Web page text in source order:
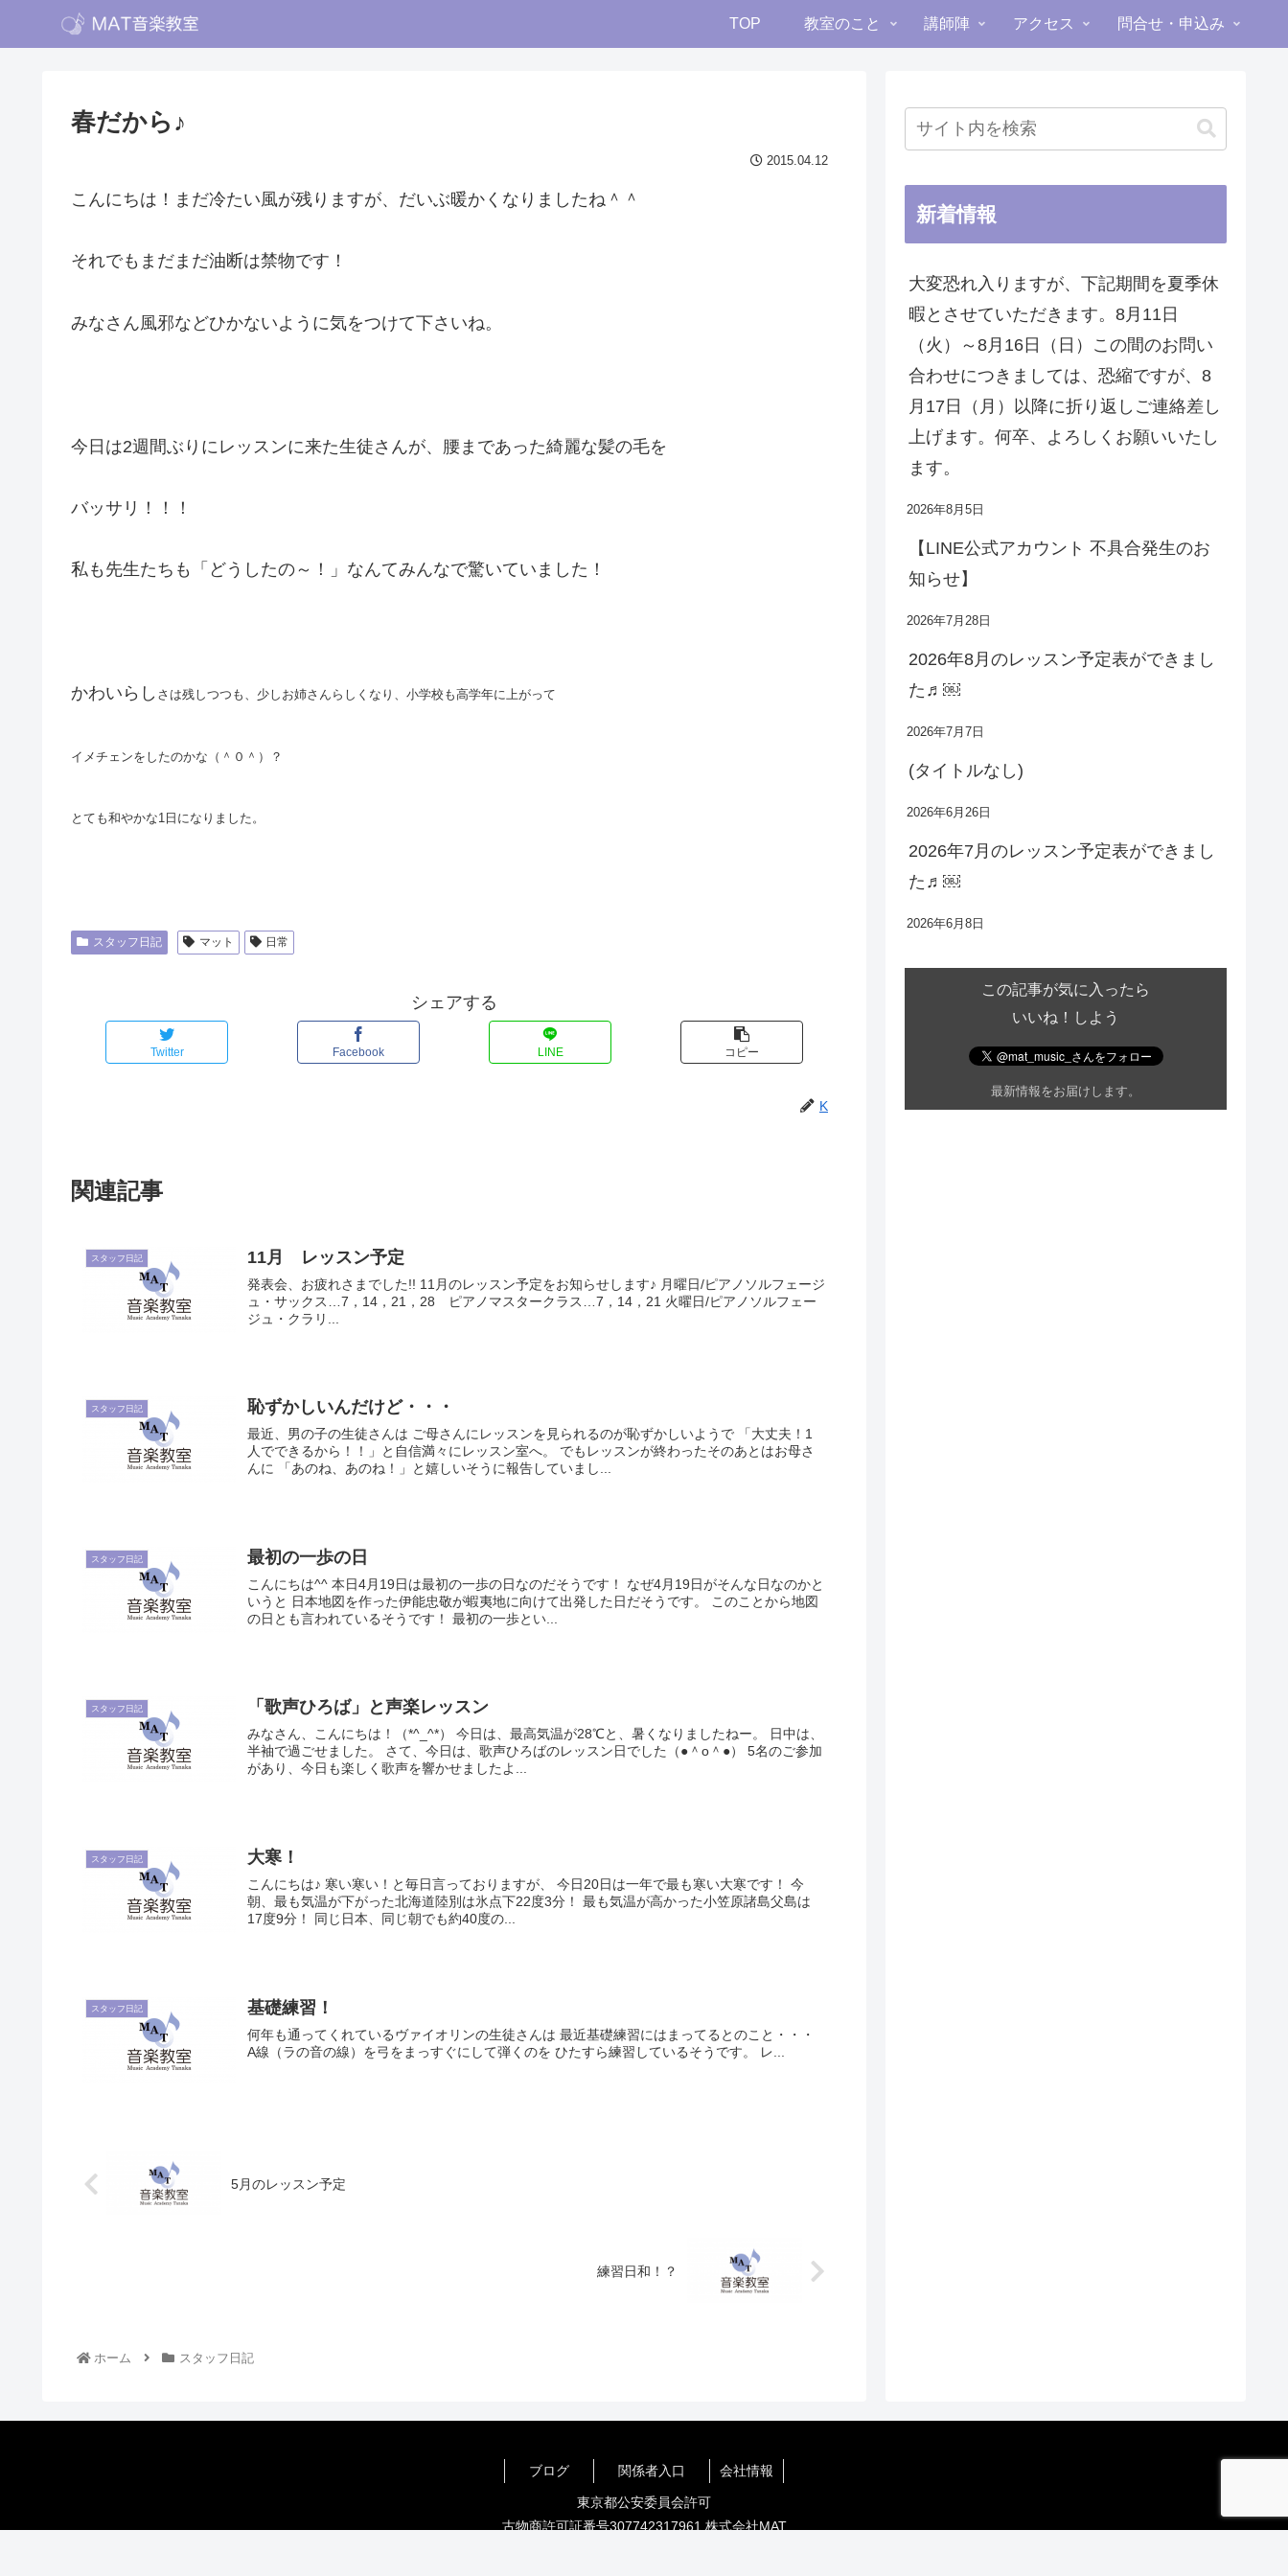
TOP 教室のこと 講師陣 アクセス 問合せ・申込み
春だから♪
2015.04.12
こんにちは！まだ冷たい風が残りますが、だいぶ暖かくなりましたね＾＾
それでもまだまだ油断は禁物です！
みなさん風邪などひかないように気をつけて下さいね。
今日は2週間ぶりにレッスンに来た生徒さんが、腰まであった綺麗な髪の毛を
バッサリ！！！
私も先生たちも「どうしたの～！」なんてみんなで驚いていました！
かわいらし さは残しつつも、少しお姉さんらしくなり、小学校も高学年に上がって
イメチェンをしたのかな（＾０＾）？
とても和やかな1日になりました。
スタッフ日記 マット 日常
シェアする
Twitter Facebook LINE コピー
K
関連記事
スタッフ日記 11月 レッスン予定
発表会、お疲れさまでした!! 11月のレッスン予定をお知らせします♪ 月曜日/ピアノソルフェージ
ュ・サックス…7，14，21，28 ピアノマスタークラス…7，14，21 火曜日/ピアノソルフェー
ジュ・クラリ...
スタッフ日記 恥ずかしいんだけど・・・
最近、男の子の生徒さんは ご母さんにレッスンを見られるのが恥ずかしいようで 「大丈夫！1
人でできるから！！」と自信満々にレッスン室へ。 でもレッスンが終わったそのあとはお母さ
んに 「あのね、あのね！」と嬉しいそうに報告していまし...
スタッフ日記 最初の一歩の日
こんにちは^^ 本日4月19日は最初の一歩の日なのだそうです！ なぜ4月19日がそんな日なのかと
いうと 日本地図を作った伊能忠敬が蝦夷地に向けて出発した日だそうです。 このことから地図
の日とも言われているそうです！ 最初の一歩とい...
スタッフ日記 「歌声ひろば」と声楽レッスン
みなさん、こんにちは！（*^_^*） 今日は、最高気温が28℃と、暑くなりましたねー。 日中は、
半袖で過ごせました。 さて、今日は、歌声ひろばのレッスン日でした（●＾o＾●） 5名のご参加
があり、今日も楽しく歌声を響かせましたよ...
スタッフ日記 大寒！
こんにちは♪ 寒い寒い！と毎日言っておりますが、 今日20日は一年で最も寒い大寒です！ 今
朝、最も気温が下がった北海道陸別は氷点下22度3分！ 最も気温が高かった小笠原諸島父島は
17度9分！ 同じ日本、同じ朝でも約40度の...
スタッフ日記 基礎練習！
何年も通ってくれているヴァイオリンの生徒さんは 最近基礎練習にはまってるとのこと・・・
A線（ラの音の線）を弓をまっすぐにして弾くのを ひたすら練習しているそうです。 レ...
5月のレッスン予定
練習日和！？
ホーム スタッフ日記
新着情報
大変恐れ入りますが、下記期間を夏季休
暇とさせていただきます。8月11日
（火）～8月16日（日）この間のお問い
合わせにつきましては、恐縮ですが、8
月17日（月）以降に折り返しご連絡差し
上げます。何卒、よろしくお願いいたし
ます。
2026年8月5日
【LINE公式アカウント 不具合発生のお
知らせ】
2026年7月28日
2026年8月のレッスン予定表ができまし
た♬￼
2026年7月7日
(タイトルなし)
2026年6月26日
2026年7月のレッスン予定表ができまし
た♬￼
2026年6月8日
この記事が気に入ったら
いいね！しよう
最新情報をお届けします。
ブログ
公式ブログ
関係者入口
生徒さま
先生・スタッフ
会社情報
東京都公安委員会許可
古物商許可証番号307742317961 株式会社MAT